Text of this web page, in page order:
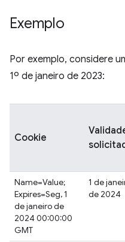
Exemplo
Por exemplo, considere
1º de janeiro de 2023:
Cookie
Name=Value;
Expires=Seg, 1
de janeiro de
2024 00:00:00
GMT
1 de
de 2024